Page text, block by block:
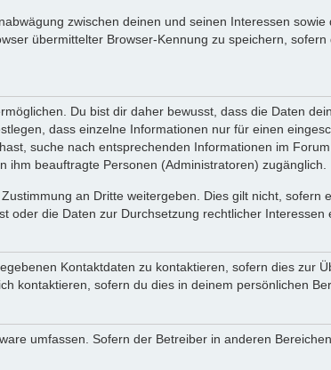
zwischen deinen und seinen Interessen
übermittelter Browser-Kennung zu speichern,
Du bist dir daher bewusst, dass die Daten
dass einzelne Informationen nur für einen
suche nach entsprechenden Informationen im
beauftragte Personen (Administratoren) zugänglich.
an Dritte weitergeben. Dies gilt nicht, sofern
die Daten zur Durchsetzung rechtlicher Interessen
Kontaktdaten zu kontaktieren, sofern dies zur
kontaktieren, sofern du dies in deinem persönlichen
umfassen. Sofern der Betreiber in anderen